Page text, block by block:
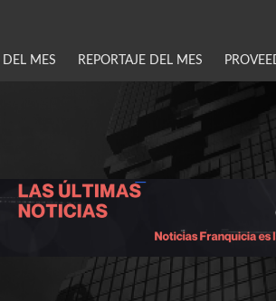
DEL MES REPORTAJE DEL MES